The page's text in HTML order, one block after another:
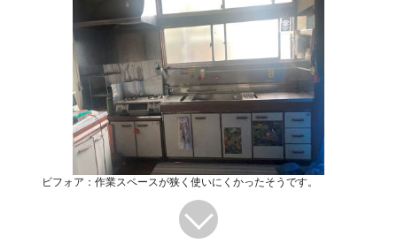
ビフォア：作業スペースが狭く使いにくかったそうです。